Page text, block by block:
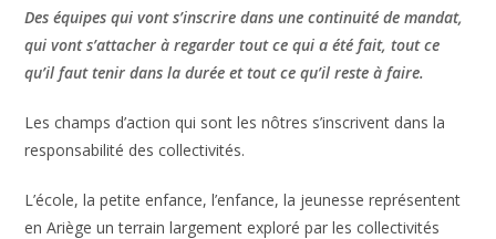
Des équipes qui vont s’inscrire dans une continuité de mandat,
qui vont s’attacher à regarder tout ce qui a été fait, tout ce
qu’il faut tenir dans la durée et tout ce qu’il reste à faire.
Les champs d’action qui sont les nôtres s’inscrivent dans la
responsabilité des collectivités.
L’école, la petite enfance, l’enfance, la jeunesse représentent
en Ariège un terrain largement exploré par les collectivités